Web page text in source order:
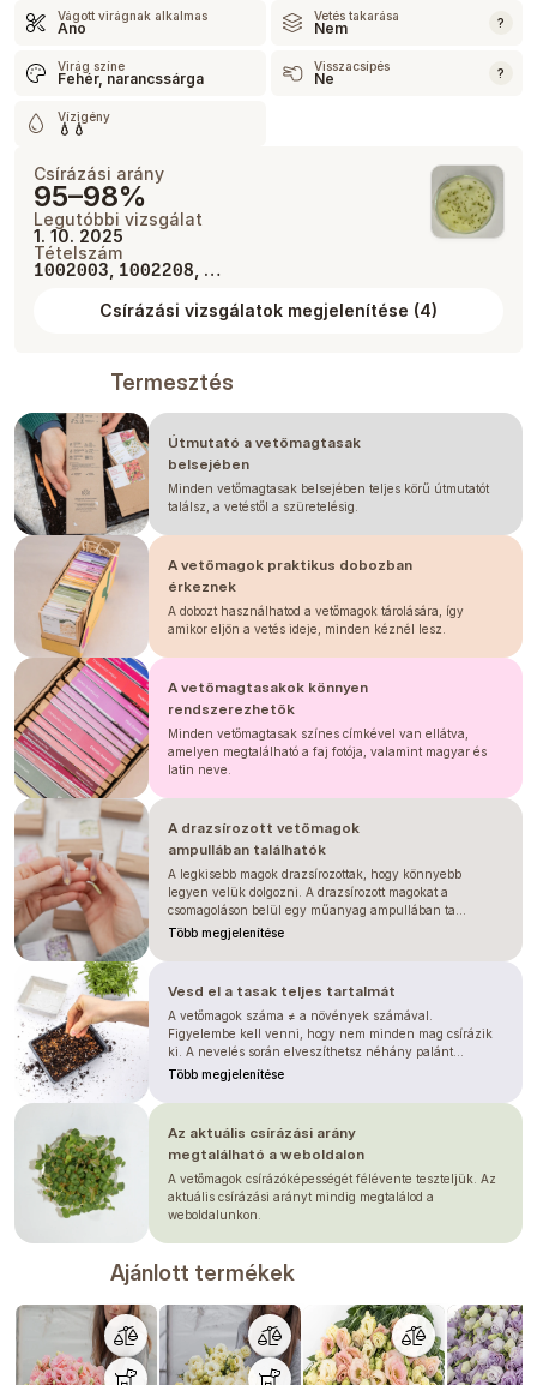
Vágott virágnak alkalmas
Ano
Vetés takarása
Nem ?
Virág színe
Fehér, narancssárga
Visszacsípés
Ne ?
Vízigény
💧💧
Csírázási arány
95–98%
Legutóbbi vizsgálat
1. 10. 2025
Tételszám
1002003 1002208 , …
Csírázási vizsgálatok megjelenítése (4)
Termesztés
Útmutató a vetőmagtasak
belsejében
Minden vetőmagtasak belsejében teljes körű útmutatót
találsz, a vetéstől a szüretelésig.
A vetőmagok praktikus dobozban
érkeznek
A dobozt használhatod a vetőmagok tárolására, így
amikor eljön a vetés ideje, minden kéznél lesz.
A vetőmagtasakok könnyen
rendszerezhetők
Minden vetőmagtasak színes címkével van ellátva,
amelyen megtalálható a faj fotója, valamint magyar és
latin neve.
A drazsírozott vetőmagok
ampullában találhatók
A legkisebb magok drazsírozottak, hogy könnyebb
legyen velük dolgozni. A drazsírozott magokat a
csomagoláson belül egy műanyag ampullában ta...
Több megjelenítése
Vesd el a tasak teljes tartalmát
A vetőmagok száma ≠ a növények számával.
Figyelembe kell venni, hogy nem minden mag csírázik
ki. A nevelés során elveszíthetsz néhány palánt...
Több megjelenítése
Az aktuális csírázási arány
megtalálható a weboldalon
A vetőmagok csírázóképességét félévente teszteljük. Az
aktuális csírázási arányt mindig megtalálod a
weboldalunkon.
Ajánlott termékek